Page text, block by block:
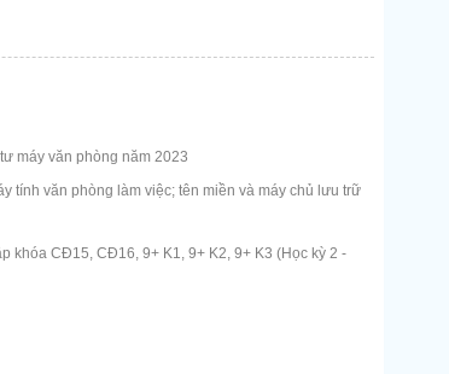
máy văn phòng năm 2023
tính văn phòng làm việc; tên miền và máy chủ lưu trữ
khóa CĐ15, CĐ16, 9+ K1, 9+ K2, 9+ K3 (Học kỳ 2 -